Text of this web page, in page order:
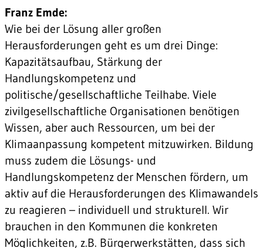
Franz Emde:
Wie bei der Lösung aller großen
Herausforderungen geht es um drei Dinge:
Kapazitätsaufbau, Stärkung der
Handlungskompetenz und
politische/gesellschaftliche Teilhabe. Viele
zivilgesellschaftliche Organisationen benötigen
Wissen, aber auch Ressourcen, um bei der
Klimaanpassung kompetent mitzuwirken. Bildung
muss zudem die Lösungs- und
Handlungskompetenz der Menschen fördern, um
aktiv auf die Herausforderungen des Klimawandels
zu reagieren – individuell und strukturell. Wir
brauchen in den Kommunen die konkreten
Möglichkeiten, z.B. Bürgerwerkstätten, dass sich